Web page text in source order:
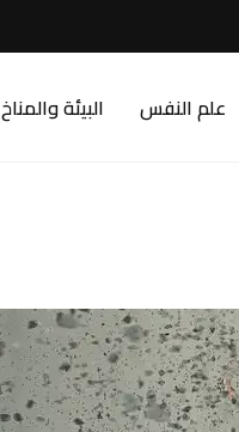
علم النفس البيئة والمناخ